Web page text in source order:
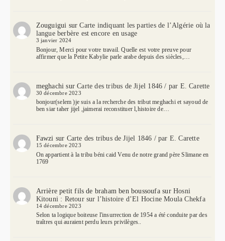
Zouguigui surCarte indiquant les parties de l’Algérie où la
langue berbère est encore en usage
3 janvier 2024
Bonjour, Merci pour votre travail. Quelle est votre preuve pour
affirmer que la Petite Kabylie parle arabe depuis des siècles,…
meghachi surCarte des tribus de Jijel 1846 / par E. Carette
30 décembre 2023
bonjour(selem )je suis a la recherche des tribut meghachi et sayoud de
ben siar taher jijel ,jaimerai reconstituer l,histoire de…
Fawzi sur Carte des tribus de Jijel 1846 / par E. Carette
15 décembre 2023
On appartient à la tribu béni caid Venu de notre grand père Slimane en
1769
Arrière petit fils de braham ben boussoufasur Hosni
Kitouni : Retour sur l’histoire d’El Hocine Moula Chekfa
14 décembre 2023
Selon ta logique boiteuse l'insurrection de 1954 a été conduite par des
traîtres qui auraient perdu leurs privilèges..